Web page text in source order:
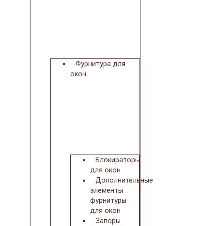
Фурнитура для
окон
Блокираторы
для окон
Дополнительные
элементы
фурнитуры
для окон
Запоры